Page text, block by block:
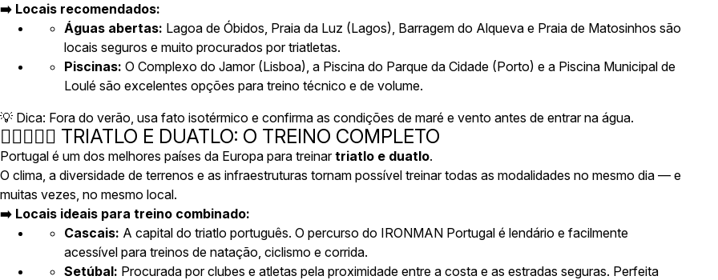
➡️ Locais recomendados:
Águas abertas: Lagoa de Óbidos, Praia da Luz (Lagos), Barragem do Alqueva e Praia de Matosinhos são
locais seguros e muito procurados por triatletas.
Piscinas: O Complexo do Jamor (Lisboa), a Piscina do Parque da Cidade (Porto) e a Piscina Municipal de
Loulé são excelentes opções para treino técnico e de volume.
💡 Dica: Fora do verão, usa fato isotérmico e confirma as condições de maré e vento antes de entrar na água.
🏊‍♂️🚴‍♀️🏃 TRIATLO E DUATLO: O TREINO COMPLETO
Portugal é um dos melhores países da Europa para treinartriatlo e duatlo.
O clima, a diversidade de terrenos e as infraestruturas tornam possível treinar todas as modalidades no mesmo dia — e
muitas vezes, no mesmo local.
➡️ Locais ideais para treino combinado:
Cascais: A capital do triatlo português. O percurso do IRONMAN Portugal é lendário e facilmente
acessível para treinos de natação, ciclismo e corrida.
Setúbal: Procurada por clubes e atletas pela proximidade entre a costa e as estradas seguras. Perfeita